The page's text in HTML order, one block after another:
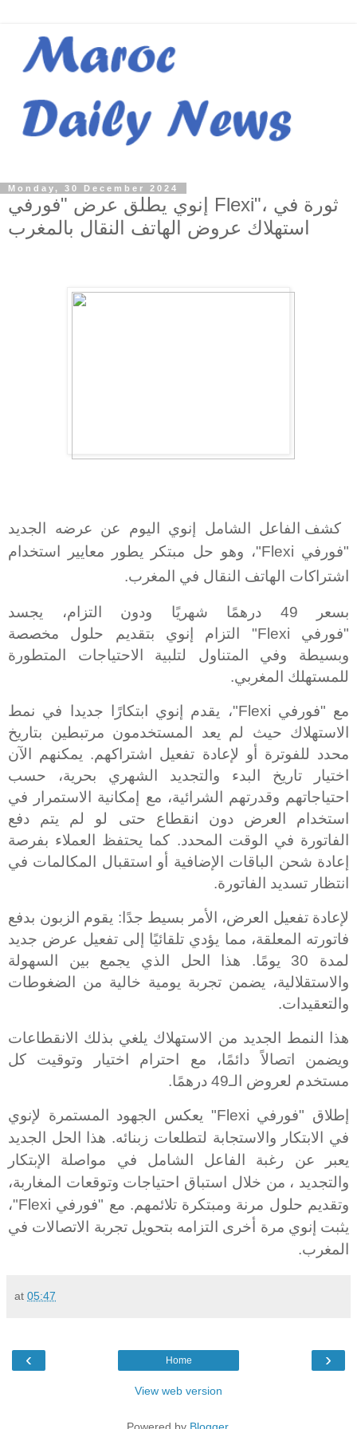
Monday, 30 December 2024
إنوي يطلق عرض "فورفي Flexi"، ثورة في
استهلاك عروض الهاتف النقال بالمغرب
كشف الفاعل الشامل إنوي اليوم عن عرضه الجديد
"فورفي Flexi"، وهو حل مبتكر يطور معايير استخدام
اشتراكات الهاتف النقال في المغرب.
بسعر 49 درهمًا شهريًا ودون التزام، يجسد
"فورفي Flexi" التزام إنوي بتقديم حلول مخصصة
وبسيطة وفي المتناول لتلبية الاحتياجات المتطورة
للمستهلك المغربي.
مع "فورفي Flexi"، يقدم إنوي ابتكارًا جديدا في نمط
الاستهلاك حيث لم يعد المستخدمون مرتبطين بتاريخ
محدد للفوترة أو لإعادة تفعيل اشتراكهم. يمكنهم الآن
اختيار تاريخ البدء والتجديد الشهري بحرية، حسب
احتياجاتهم وقدرتهم الشرائية، مع إمكانية الاستمرار في
استخدام العرض دون انقطاع حتى لو لم يتم دفع
الفاتورة في الوقت المحدد. كما يحتفظ العملاء بفرصة
إعادة شحن الباقات الإضافية أو استقبال المكالمات في
انتظار تسديد الفاتورة.
لإعادة تفعيل العرض، الأمر بسيط جدًا: يقوم الزبون بدفع
فاتورته المعلقة، مما يؤدي تلقائيًا إلى تفعيل عرض جديد
لمدة 30 يومًا. هذا الحل الذي يجمع بين السهولة
والاستقلالية، يضمن تجربة يومية خالية من الضغوطات
والتعقيدات.
هذا النمط الجديد من الاستهلاك يلغي بذلك الانقطاعات
ويضمن اتصالاً دائمًا، مع احترام اختيار وتوقيت كل
مستخدم لعروض الـ49 درهمًا
.
إطلاق "فورفي Flexi" يعكس الجهود المستمرة لإنوي
في الابتكار والاستجابة لتطلعات زبنائه. هذا الحل الجديد
يعبر عن رغبة الفاعل الشامل في مواصلة الإبتكار
والتجديد ، من خلال استباق احتياجات وتوقعات المغاربة،
وتقديم حلول مرنة ومبتكرة تلائمهم. مع "فورفي Flexi"،
يثبت إنوي مرة أخرى التزامه بتحويل تجربة الاتصالات في
المغرب.
at 05:47
‹ ›
Home
View web version